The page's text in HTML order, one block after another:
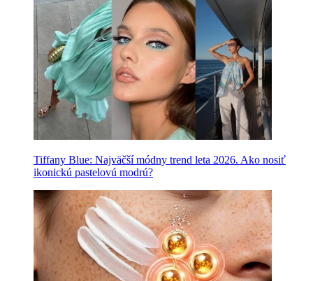
Tiffany Blue: Najväčší módny trend leta 2026. Ako nosiť
ikonickú pastelovú modrú?